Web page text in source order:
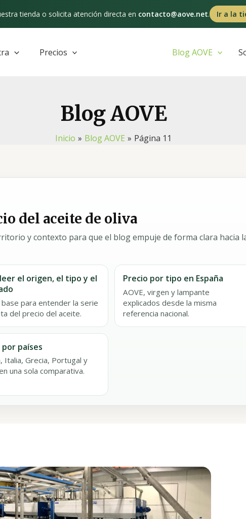
tienda o solicita atención directa en contacto@aove.net. Ir a la
Precios Blog AOVE
Blog AOVE
Inicio Blog AOVE Página 11
del aceite de oliva
y contexto para que el blog empuje de forma clara hacia
el origen, el tipo y el
base para entender la serie
del precio del aceite.
Precio por tipo en España
AOVE, virgen y lampante
explicados desde la misma
referencia nacional.
por países
Italia, Grecia, Portugal y
una sola comparativa.